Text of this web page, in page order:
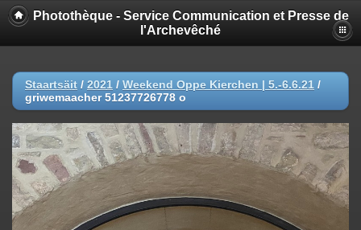
Photothèque - Service Communication et Presse de
l'Archevêché
Staartsäit / 2021 / Weekend Oppe Kierchen | 5.-6.6.21 /
griwemaacher 51237726778 o